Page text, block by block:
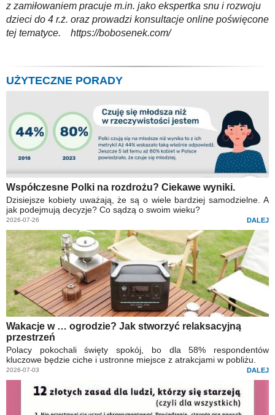
z zamiłowaniem pracuje m.in. jako ekspertka snu i rozwoju
dzieci do 4 r.ż. oraz prowadzi konsultacje online poświęcone
tej tematyce. https://bobosenek.com/
UŻYTECZNE PORADY
Współczesne Polki na rozdrożu? Ciekawe wyniki.
Dzisiejsze kobiety uważają, że są o wiele bardziej samodzielne. A
jak podejmują decyzje? Co sądzą o swoim wieku?
2026-07-26 DALEJ
Wakacje w … ogrodzie? Jak stworzyć relaksacyjną
przestrzeń
Polacy pokochali święty spokój, bo dla 58% respondentów
kluczowe będzie ciche i ustronne miejsce z atrakcjami w pobliżu.
2026-07-03 DALEJ